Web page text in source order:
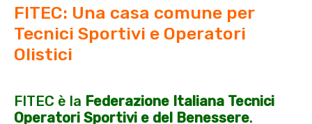
FITEC: Una casa comune per
Tecnici Sportivi e Operatori
Olistici
FITEC è la Federazione Italiana Tecnici
Operatori Sportivi e del Benessere.